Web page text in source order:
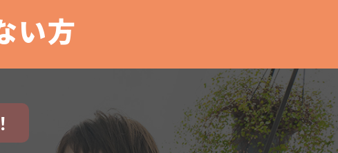
い方